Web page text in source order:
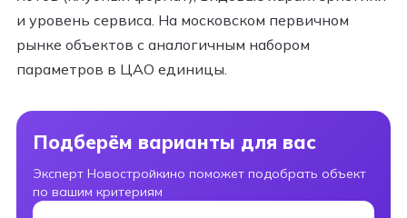
и уровень сервиса. На московском первичном
рынке объектов с аналогичным набором
параметров в ЦАО единицы.
Подберём варианты для вас
Эксперт Новостройкино поможет подобрать объект
по вашим критериям
Имя